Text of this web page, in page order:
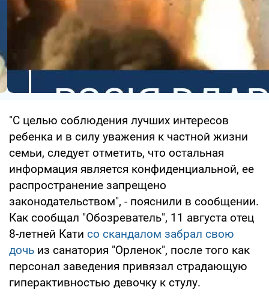
"С целью соблюдения лучших интересов
ребенка и в силу уважения к частной жизни
семьи, следует отметить, что остальная
информация является конфиденциальной, ее
распространение запрещено
законодательством", - пояснили в сообщении.
Как сообщал "Обозреватель", 11 августа отец
8-летней Кати со скандалом забрал свою
дочь из санатория "Орленок", после того как
персонал заведения привязал страдающую
гиперактивностью девочку к стулу.